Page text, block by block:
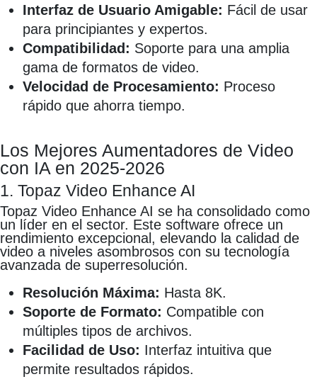
Interfaz de Usuario Amigable: Fácil de usar
para principiantes y expertos.
Compatibilidad: Soporte para una amplia
gama de formatos de video.
Velocidad de Procesamiento: Proceso
rápido que ahorra tiempo.
Los Mejores Aumentadores de Video
con IA en 2025-2026
1. Topaz Video Enhance AI
Topaz Video Enhance AI se ha consolidado como
un líder en el sector. Este software ofrece un
rendimiento excepcional, elevando la calidad de
video a niveles asombrosos con su tecnología
avanzada de superresolución.
Resolución Máxima: Hasta 8K.
Soporte de Formato: Compatible con
múltiples tipos de archivos.
Facilidad de Uso: Interfaz intuitiva que
permite resultados rápidos.